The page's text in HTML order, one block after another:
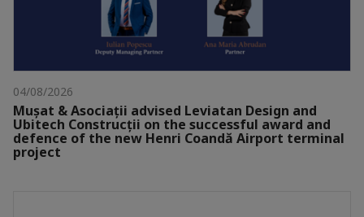
04/08/2026
Mușat & Asociații advised Leviatan Design and
Ubitech Construcții on the successful award and
defence of the new Henri Coandă Airport terminal
project